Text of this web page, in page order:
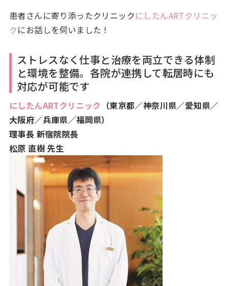
患者さんに寄り添ったクリニックにしたんARTクリニッ
クにお話しを伺いました！
ストレスなく仕事と治療を両立できる体制
と環境を整備。各院が連携して転居時にも
対応が可能です
にしたんARTクリニック （東京都／神奈川県／愛知県／
大阪府／兵庫県／福岡県）
理事長 新宿院院長
松原 直樹 先生